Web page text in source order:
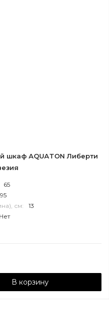
шкаф AQUATON Либерти
65
95
см:
13
Нет
В корзину